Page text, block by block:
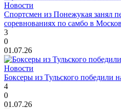
Новости
Спортсмен из Понежукая занял
соревнованиях по самбо в
3
0
01.07.26
Новости
Боксеры из Тульского победили
4
0
01.07.26